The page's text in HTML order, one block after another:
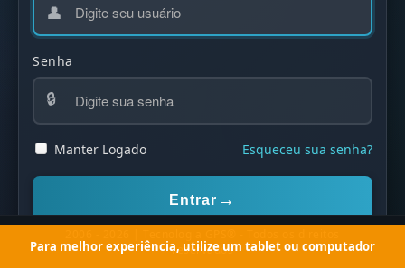
👤
Senha
🔒
Manter Logado Esqueceu sua senha?
Entrar →
reservados